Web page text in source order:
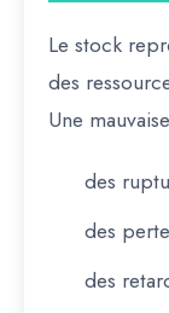
Le stock
des
Une
des
des
des